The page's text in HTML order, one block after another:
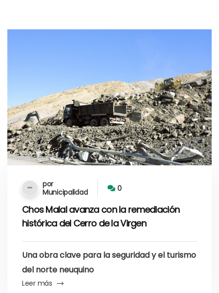
por
Municipalidad
0
Chos Malal avanza con la remediación
histórica del Cerro de la Virgen
Una obra clave para la seguridad y el turismo
del norte neuquino
Leer más